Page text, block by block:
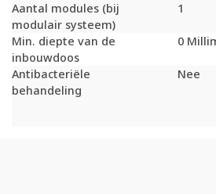
Aantal modules (bij
modulair systeem)
1
Min. diepte van de
inbouwdoos
0
Antibacteriële
behandeling
Nee